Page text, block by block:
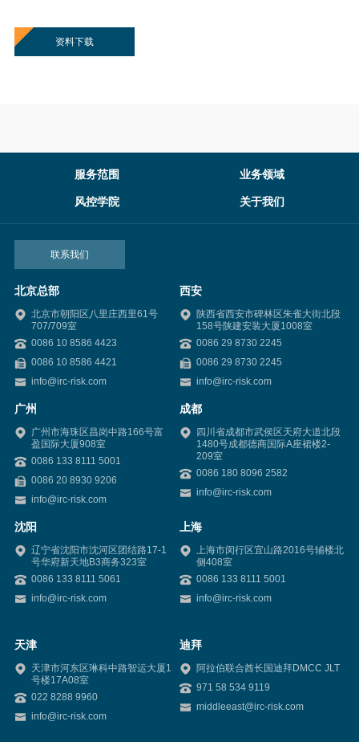
资料下载
服务范围 业务领域
风控学院 关于我们
联系我们
北京总部
北京市朝阳区八里庄西里61号
707/709室
0086 10 8586 4423
0086 10 8586 4421
info@irc-risk.com
西安
陕西省西安市碑林区朱雀大街北段
158号陕建安装大厦1008室
0086 29 8730 2245
0086 29 8730 2245
info@irc-risk.com
广州
广州市海珠区昌岗中路166号富
盈国际大厦908室
0086 133 8111 5001
0086 20 8930 9206
info@irc-risk.com
成都
四川省成都市武侯区天府大道北段
1480号成都德商国际A座裙楼2-
209室
0086 180 8096 2582
info@irc-risk.com
沈阳
辽宁省沈阳市沈河区团结路17-1
号华府新天地B3商务323室
0086 133 8111 5061
info@irc-risk.com
上海
上海市闵行区宜山路2016号辅楼北
侧408室
0086 133 8111 5001
info@irc-risk.com
天津
天津市河东区琳科中路智运大厦1
号楼17A08室
022 8288 9960
info@irc-risk.com
迪拜
阿拉伯联合酋长国迪拜DMCC JLT
971 58 534 9119
middleeast@irc-risk.com